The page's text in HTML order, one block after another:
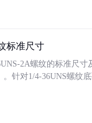
标准尺寸
2A螺纹的标准尺
。针对1/4-36UNS螺